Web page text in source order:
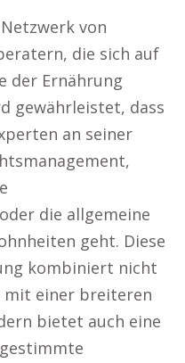
von
die sich auf
der Ernährung
gewährleistet, dass
an seiner
die allgemeine
geht. Diese
kombiniert nicht
einer breiteren
bietet auch eine